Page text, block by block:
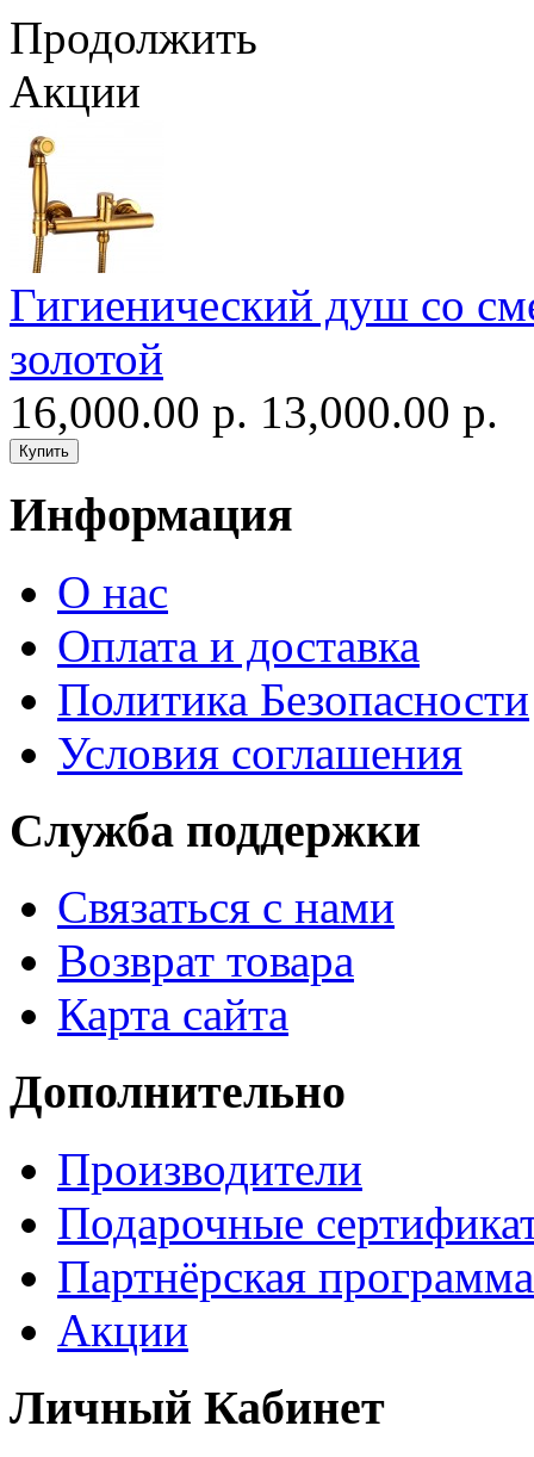
Продолжить
Акции
Гигиенический душ со
золотой
16,000.00 р. 13,000.00 р.
Информация
О нас
Оплата и доставка
Политика Безопасности
Условия соглашения
Служба поддержки
Связаться с нами
Возврат товара
Карта сайта
Дополнительно
Производители
Подарочные
Партнёрская программа
Акции
Личный Кабинет